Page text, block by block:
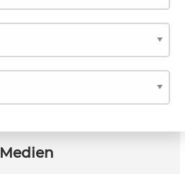
Medien